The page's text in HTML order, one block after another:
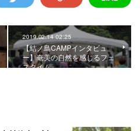
2019.02.14 02:25
【結ノ島CAMPインタビュ
ー】奄美の自然を感じるフェ
スタイム。